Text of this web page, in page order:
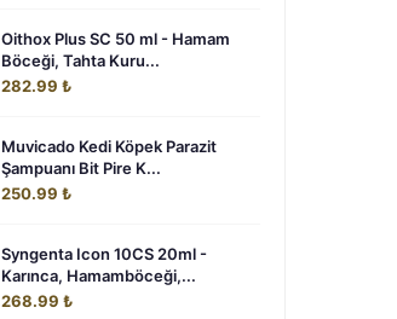
Oithox Plus SC 50 ml - Hamam
Böceği, Tahta Kuru...
282.99 ₺
Muvicado Kedi Köpek Parazit
Şampuanı Bit Pire K...
250.99 ₺
Syngenta Icon 10CS 20ml -
Karınca, Hamamböceği,...
268.99 ₺